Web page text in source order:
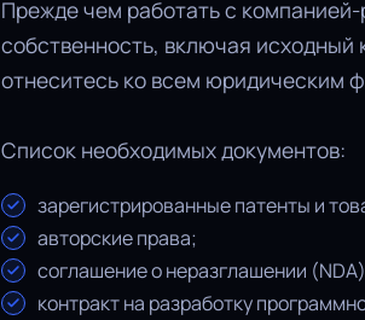
Прежде чем работать с
собственность, включая исходный
отнеситесь ко всем юридическим
Список необходимых документов:
зарегистрированные патенты и
авторские права;
соглашение о неразглашении
контракт на разработку